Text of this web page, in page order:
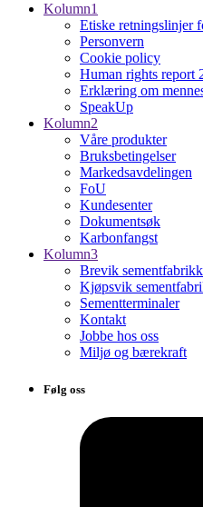
Kolumn1
Etiske retningslinjer
Personvern
Cookie policy
Human rights report
Erklæring om
SpeakUp
Kolumn2
Våre produkter
Bruksbetingelser
Markedsavdelingen
FoU
Kundesenter
Dokumentsøk
Karbonfangst
Kolumn3
Brevik sementfabrikk
Kjøpsvik
Sementterminaler
Kontakt
Jobbe hos oss
Miljø og bærekraft
Følg oss